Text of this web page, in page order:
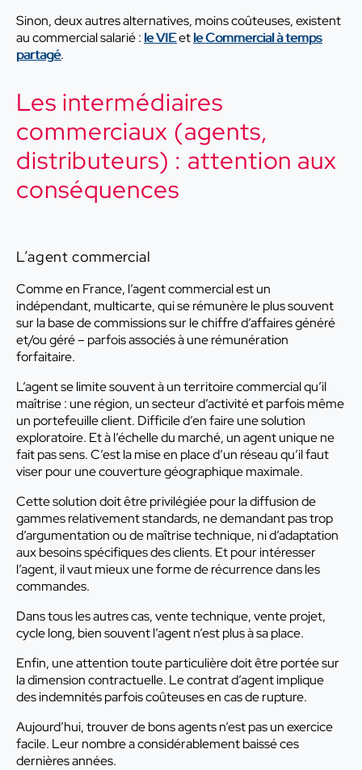
Sinon, deux autres alternatives, moins coûteuses, existent
au commercial salarié : le VIEetle Commercial à temps
partagé.
Les intermédiaires
commerciaux (agents,
distributeurs) : attention aux
conséquences
L’agent commercial
Comme en France, l’agent commercial est un
indépendant, multicarte, qui se rémunère le plus souvent
sur la base de commissions sur le chiffre d’affaires généré
et/ou géré – parfois associés à une rémunération
forfaitaire.
L’agent se limite souvent à un territoire commercial qu’il
maîtrise : une région, un secteur d’activité et parfois même
un portefeuille client. Difficile d’en faire une solution
exploratoire. Et à l’échelle du marché, un agent unique ne
fait pas sens. C’est la mise en place d’un réseau qu’il faut
viser pour une couverture géographique maximale.
Cette solution doit être privilégiée pour la diffusion de
gammes relativement standards, ne demandant pas trop
d’argumentation ou de maîtrise technique, ni d’adaptation
aux besoins spécifiques des clients. Et pour intéresser
l’agent, il vaut mieux une forme de récurrence dans les
commandes.
Dans tous les autres cas, vente technique, vente projet,
cycle long, bien souvent l’agent n’est plus à sa place.
Enfin, une attention toute particulière doit être portée sur
la dimension contractuelle. Le contrat d’agent implique
des indemnités parfois coûteuses en cas de rupture.
Aujourd’hui, trouver de bons agents n’est pas un exercice
facile. Leur nombre a considérablement baissé ces
dernières années.